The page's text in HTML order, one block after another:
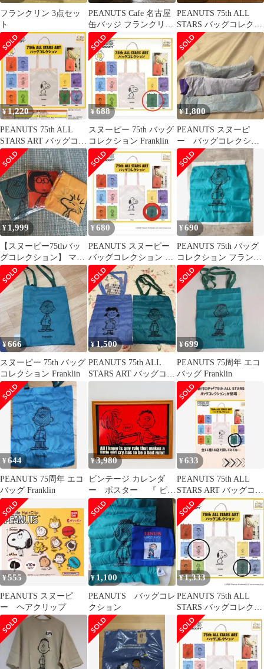
フランクリン 3点セッ
ト
PEANUTS Cafe 名古屋
缶バッジ フランクリン
ピーナッツカフェ
PEANUTS 75th ALL
STARS バッグコレクシ
ョン 2種セット
¥1,220
PEANUTS 75th ALL
STARS ART バッグコレ
クション
¥688
スヌーピー 75th バッグ
コレクション Franklin
¥1,800
PEANUTS スヌーピ
ー バッグコレクショ
ン
¥1,999
【スヌーピー75thバッ
グコレクション】 マー
シー ウッドストッ
ク フランクリン
¥680
PEANUTS スヌーピー
バッグコレクション ⭐︎
フランクリン⭐︎
¥690
PEANUTS 75th バッグ
コレクション フランク
リン
¥666
スヌーピー 75th バッグ
コレクション Franklin
¥1,500
PEANUTS 75th ALL
STARS ART バッグコレ
クション ガチャ
¥699
PEANUTS 75周年 エコ
バッグ Franklin
¥644
PEANUTS 75周年 エコ
バッグ Franklin
¥3,980
ビンテージ カレンダ
ー ポスター 『 ピー
ナッツ パティーとフ
ランクリン 1971's ス
ヌーピー
(PEANUTSSNOOPY)21
』 輸入雑貨 ヴィンテ
ージ アドバタイジ
ング レトロ .( AZ971
)
¥633
PEANUTS 75th ALL
STARS ART バッグコレ
クション
¥555
PEANUTS スヌーピ
ー ヘアクリップ
¥ 1,100
PEANUTS バッグコレ
クション
¥1,333
PEANUTS 75th ALL
STARS バッグコレクシ
ョン